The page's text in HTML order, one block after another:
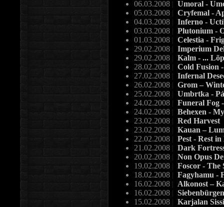
06.03.2008 | Umoral -
05.03.2008 | Cryfemal -
04.03.2008 | Inferno -
03.03.2008 | Plutonium -
01.03.2008 | Celestia -
29.02.2008 | Imperium
29.02.2008 | Kalm - ...
28.02.2008 | Cold Fusion
27.02.2008 | Infernal
26.02.2008 | Grom –
25.02.2008 | Umbrtka -
24.02.2008 | Funeral Fog
24.02.2008 | Behexen -
23.02.2008 | Red Harvest
23.02.2008 | Kauan –
22.02.2008 | Pest - Rest
21.02.2008 | Dark
20.02.2008 | Non Opus
19.02.2008 | Foscor - The
18.02.2008 | Fagyhamu -
16.02.2008 | Alkonost –
16.02.2008 |
15.02.2008 | Karjalan